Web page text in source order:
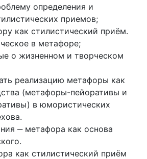
определения и
приемов;
как стилистический приём.
в метафоре;
о жизненном и творческом
реализацию метафоры как
(метафоры-пейоративы и
в юмористических
‒ метафора как основа
как стилистический приём